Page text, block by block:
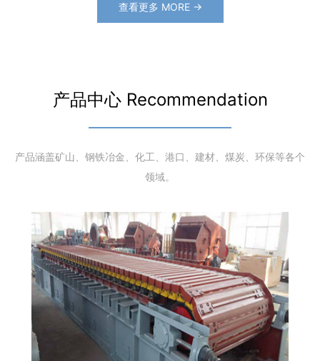
查看更多 MORE →
产品中心 Recommendation
产品涵盖矿山、钢铁冶金、化工、港口、建材、煤炭、环保等各个
领域。